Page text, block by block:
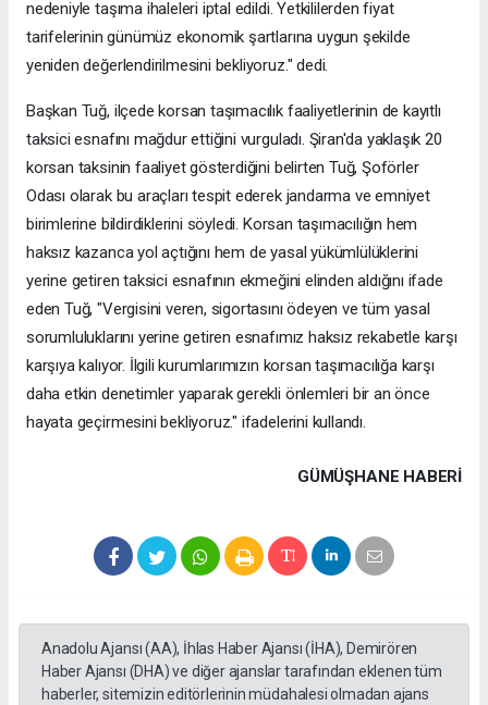
nedeniyle taşıma ihaleleri iptal edildi. Yetkililerden fiyat
tarifelerinin günümüz ekonomik şartlarına uygun şekilde
yeniden değerlendirilmesini bekliyoruz." dedi.
Başkan Tuğ, ilçede korsan taşımacılık faaliyetlerinin de kayıtlı
taksici esnafını mağdur ettiğini vurguladı. Şiran'da yaklaşık 20
korsan taksinin faaliyet gösterdiğini belirten Tuğ, Şoförler
Odası olarak bu araçları tespit ederek jandarma ve emniyet
birimlerine bildirdiklerini söyledi. Korsan taşımacılığın hem
haksız kazanca yol açtığını hem de yasal yükümlülüklerini
yerine getiren taksici esnafının ekmeğini elinden aldığını ifade
eden Tuğ, "Vergisini veren, sigortasını ödeyen ve tüm yasal
sorumluluklarını yerine getiren esnafımız haksız rekabetle karşı
karşıya kalıyor. İlgili kurumlarımızın korsan taşımacılığa karşı
daha etkin denetimler yaparak gerekli önlemleri bir an önce
hayata geçirmesini bekliyoruz." ifadelerini kullandı.
GÜMÜŞHANE HABERİ
Anadolu Ajansı (AA), İhlas Haber Ajansı (İHA), Demirören
Haber Ajansı (DHA) ve diğer ajanslar tarafından eklenen tüm
haberler, sitemizin editörlerinin müdahalesi olmadan ajans